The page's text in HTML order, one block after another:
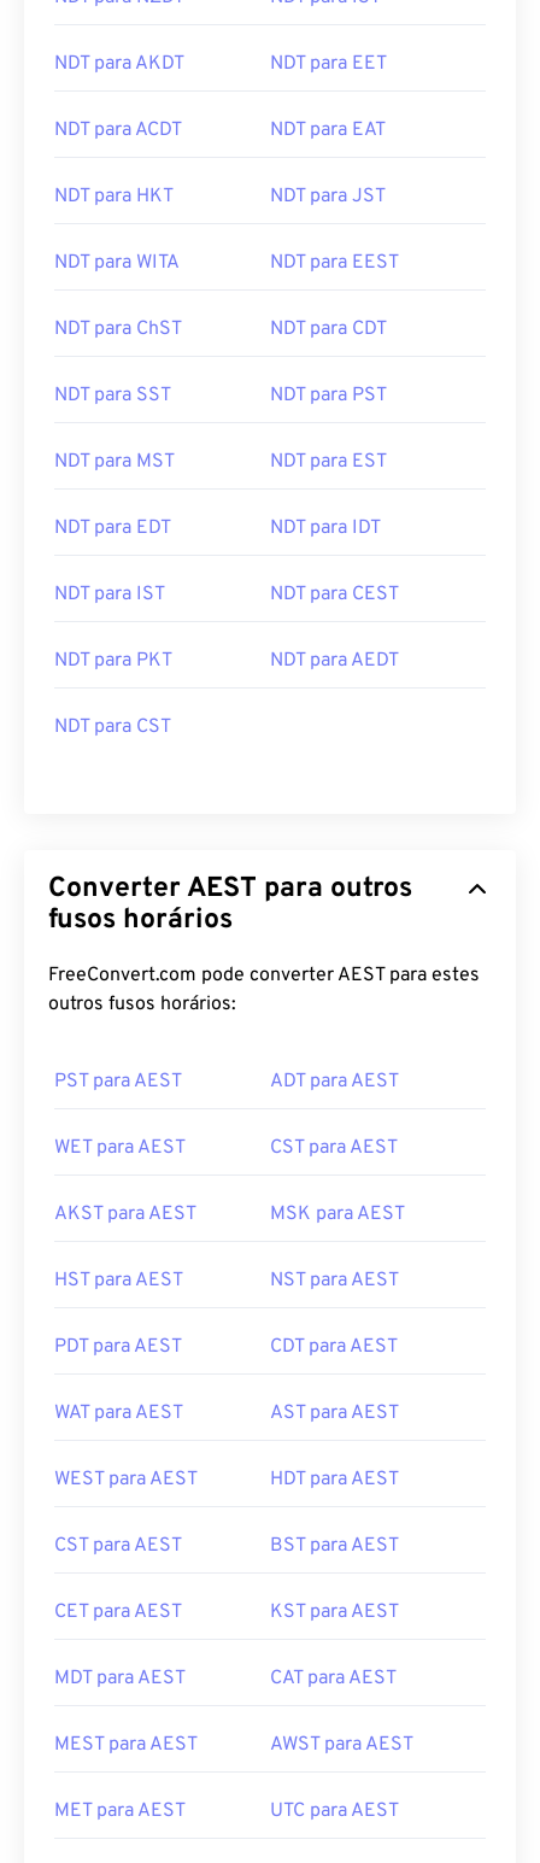
NDT para AKDT NDT para EET
NDT para ACDT NDT para EAT
NDT para HKT NDT para JST
NDT para WITA NDT para EEST
NDT para ChST NDT para CDT
NDT para SST NDT para PST
NDT para MST NDT para EST
NDT para EDT NDT para IDT
NDT para IST NDT para CEST
NDT para PKT NDT para AEDT
NDT para CST
Converter AEST para outros
fusos horários
FreeConvert.com pode converter AEST para estes
outros fusos horários:
PST para AEST ADT para AEST
WET para AEST CST para AEST
AKST para AEST MSK para AEST
HST para AEST NST para AEST
PDT para AEST CDT para AEST
WAT para AEST AST para AEST
WEST para AEST HDT para AEST
CST para AEST BST para AEST
CET para AEST KST para AEST
MDT para AEST CAT para AEST
MEST para AEST AWST para AEST
MET para AEST UTC para AEST